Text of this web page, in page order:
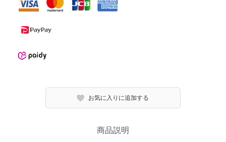
お気に入りに追加する
商品説明